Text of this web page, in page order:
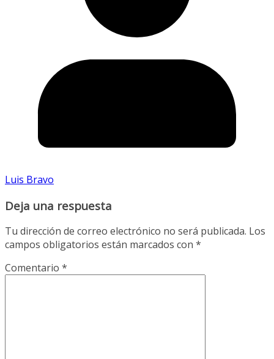
Luis Bravo
Deja una respuesta
Tu dirección de correo electrónico no será publicada. Los
campos obligatorios están marcados con *
Comentario *